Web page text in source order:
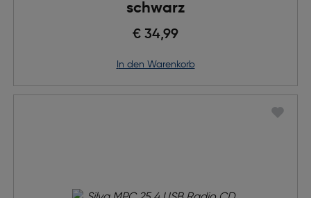
schwarz
€ 34,99
in den Warenkorb